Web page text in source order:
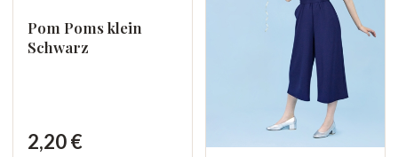
Pom Poms klein
Schwarz
2,20 €